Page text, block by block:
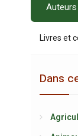
Auteurs
Livres et
Dans